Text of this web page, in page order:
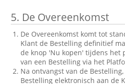
5. De Overeenkomst
De Overeenkomst komt tot
Klant de Bestelling definitief
de knop 'Nu kopen' tijdens het
van een Bestelling via het
Na ontvangst van de
Bestelling elektronisch aan de